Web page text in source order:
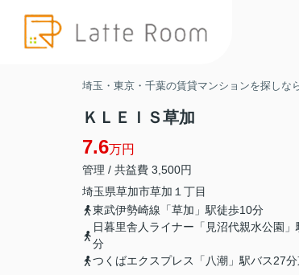
埼玉・東京・千葉の賃貸マンションを探しな
ＫＬＥＩＳ草加
7.6万円
管理 / 共益費 3,500円
埼玉県草加市草加 １丁目
東武伊勢崎線「草加」駅徒歩10分
日暮里舎人ライナー「見沼代親水公園
分
つくばエクスプレス「八潮」駅バス27